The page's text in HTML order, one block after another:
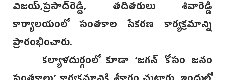
విజయ్,ప్రసాద్‌రెడ్డి, తదితరులు శివారెడ్డి
కార్యాలయంలో సంతకాల సేకరణ కార్యక్రమాన్ని
ప్రారంభించారు.
కల్యాళదుర్గంలో కూడా ‘జగన్ కోసం జనం